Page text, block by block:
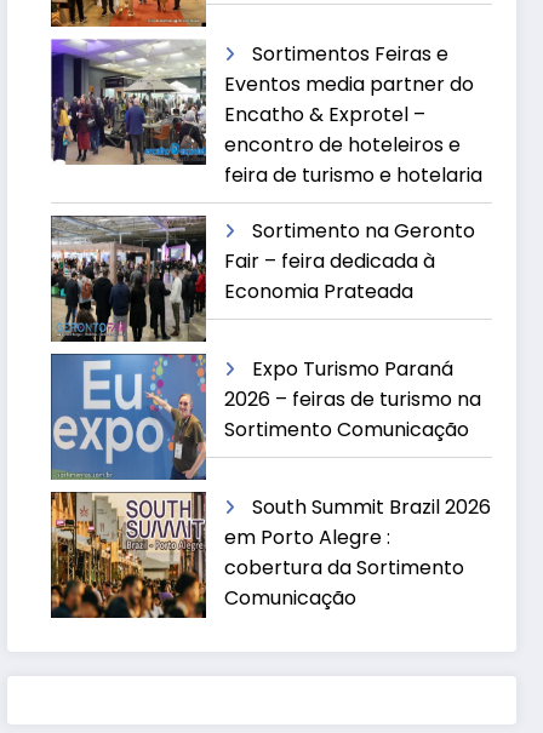
Sortimentos Feiras e
Eventos media partner do
Encatho & Exprotel –
encontro de hoteleiros e
feira de turismo e hotelaria
Sortimento na Geronto
Fair – feira dedicada à
Economia Prateada
Expo Turismo Paraná
2026 – feiras de turismo na
Sortimento Comunicação
South Summit Brazil 2026
em Porto Alegre :
cobertura da Sortimento
Comunicação